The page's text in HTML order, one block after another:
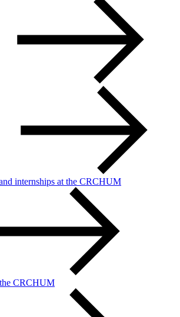
internships at the CRCHUM
CRCHUM